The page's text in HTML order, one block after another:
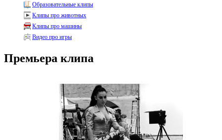
Образовательные клипы
Клипы про животных
Клипы про машины
Видео про игры
Премьера клипа